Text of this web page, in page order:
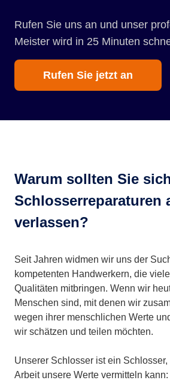
Rufen Sie uns an und unser
Meister wird in 25 Minuten
Rufen Sie jetzt an
Warum sollten Sie
Schlosserreparaturen
verlassen?
Seit Jahren widmen wir uns der
kompetenten Handwerkern, die
Qualitäten mitbringen. Wenn wir
Menschen sind, mit denen wir
wegen ihrer menschlichen Werte
wir schätzen und teilen möchten.
Unserer Schlosser ist ein
Arbeit unsere Werte vermitteln kann: